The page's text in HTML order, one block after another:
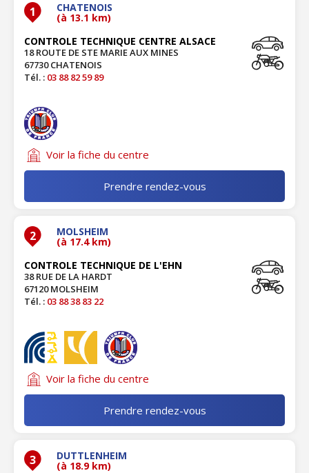
1 CHATENOIS
(à 13.1 km)
CONTROLE TECHNIQUE CENTRE ALSACE
18 ROUTE DE STE MARIE AUX MINES
67730 CHATENOIS
Tél. : 03 88 82 59 89
Voir la fiche du centre
Prendre rendez-vous
2 MOLSHEIM
(à 17.4 km)
CONTROLE TECHNIQUE DE L'EHN
38 RUE DE LA HARDT
67120 MOLSHEIM
Tél. : 03 88 38 83 22
Voir la fiche du centre
Prendre rendez-vous
3 DUTTLENHEIM
(à 18.9 km)